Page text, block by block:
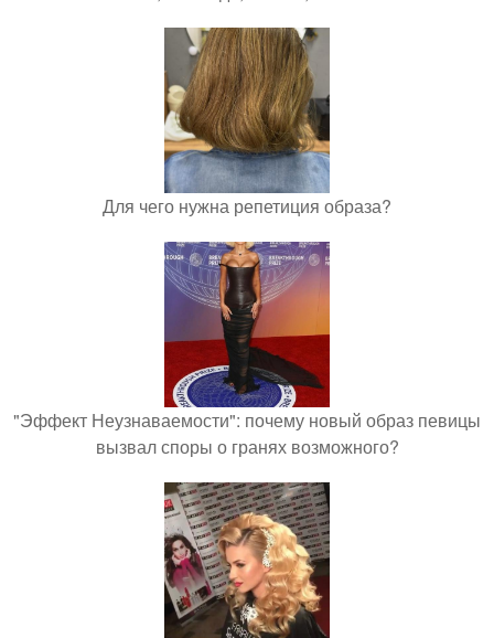
Для чего нужна репетиция образа?
"Эффект Неузнаваемости": почему новый образ певицы
вызвал споры о гранях возможного?